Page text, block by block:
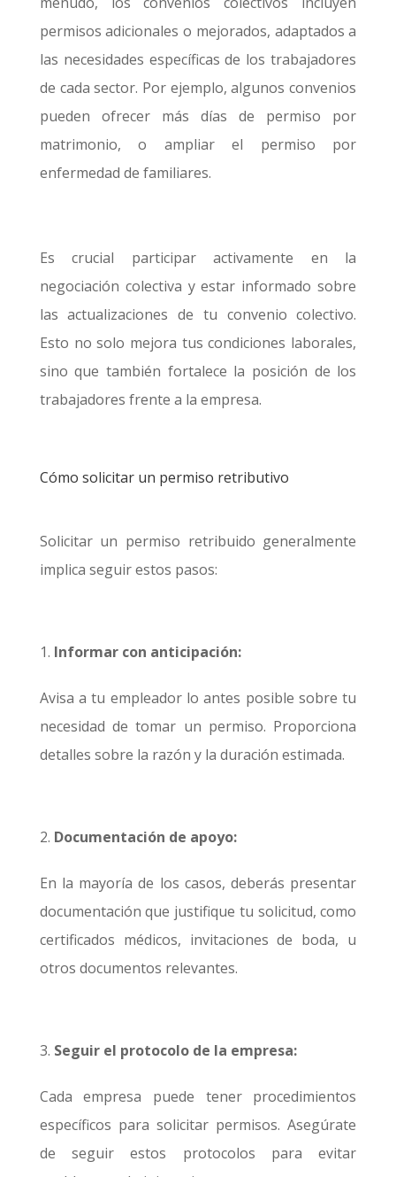
permisos adicionales o mejorados, adaptados a
las necesidades específicas de los trabajadores
de cada sector. Por ejemplo, algunos convenios
pueden ofrecer más días de permiso por
matrimonio, o ampliar el permiso por
enfermedad de familiares.
Es crucial participar activamente en la
negociación colectiva y estar informado sobre
las actualizaciones de tu convenio colectivo.
Esto no solo mejora tus condiciones laborales,
sino que también fortalece la posición de los
trabajadores frente a la empresa.
Cómo solicitar un permiso retributivo
Solicitar un permiso retribuido generalmente
implica seguir estos pasos:
Informar con anticipación:
Avisa a tu empleador lo antes posible sobre tu
necesidad de tomar un permiso. Proporciona
detalles sobre la razón y la duración estimada.
Documentación de apoyo:
En la mayoría de los casos, deberás presentar
documentación que justifique tu solicitud, como
certificados médicos, invitaciones de boda, u
otros documentos relevantes.
Seguir el protocolo de la empresa:
Cada empresa puede tener procedimientos
específicos para solicitar permisos. Asegúrate
de seguir estos protocolos para evitar